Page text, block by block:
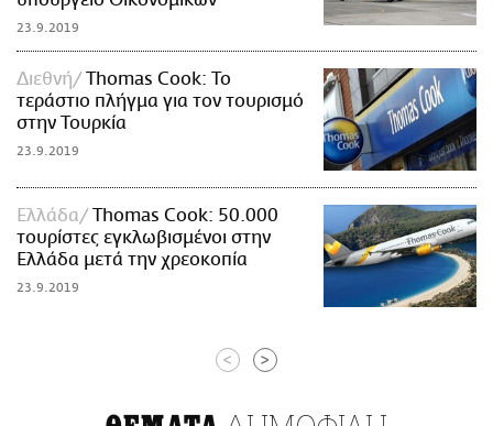
23.9.2019
Διεθνή
Thomas Cook: Το
τεράστιο πλήγμα για τον τουρισμό
στην Τουρκία
23.9.2019
Ελλάδα
Thomas Cook: 50.000
τουρίστες εγκλωβισμένοι στην
Ελλάδα μετά την χρεοκοπία
23.9.2019
< >